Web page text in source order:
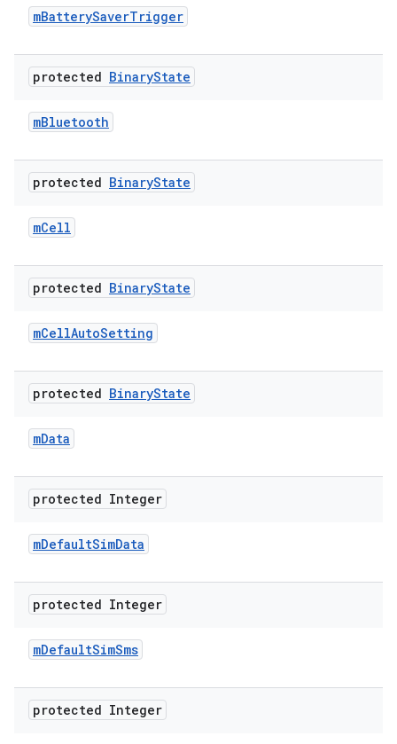
mBatterySaverTrigger
protected BinaryState
mBluetooth
protected BinaryState
mCell
protected BinaryState
mCellAutoSetting
protected BinaryState
mData
protected Integer
mDefaultSimData
protected Integer
mDefaultSimSms
protected Integer